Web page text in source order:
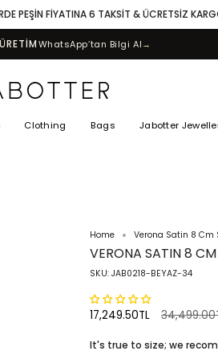
PEŞİN FİYATINA 6 TAKSİT & ÜCRETSİZ
WhatsApp’tan Bilgi Al→
Clothing Bags Jabotter
Home Verona Satin 8 Cm
VERONA SATIN 8
SKU: JAB0218-BEYAZ-34
17,249.50TL
Regular
It's true to size; we